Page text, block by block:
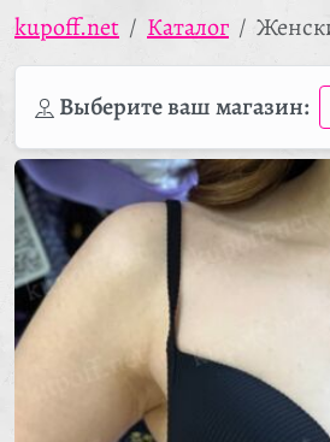
kupoff.net Каталог
Выберите ваш магазин: